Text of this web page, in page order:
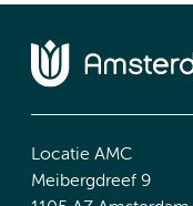
Locatie AMC
Meibergdreef 9